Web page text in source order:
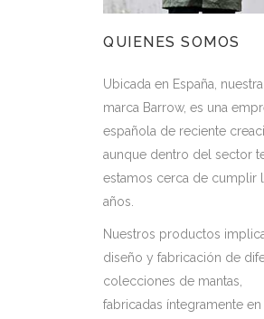
QUIENES SOMOS
Ubicada en España, nuestra
marca Barrow, es una
española de reciente
aunque dentro del sector
estamos cerca de cumplir
años.
Nuestros productos
diseño y fabricación de
colecciones de mantas,
fabricadas íntegramente en